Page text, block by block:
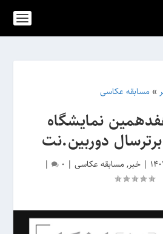
» مسابقه عکاسی
نمایشگاه
دوربین.نت
| خبر, مسابقه عکاسی |
0
|